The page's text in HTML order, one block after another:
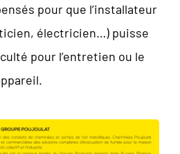
pour que l’installateur
électricien…) puisse
pour l’entretien ou le